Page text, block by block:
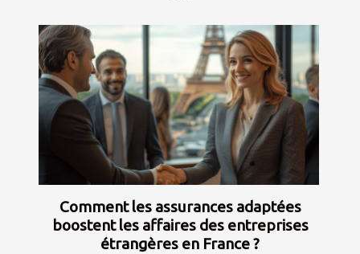
Comment les assurances adaptées
boostent les affaires des entreprises
étrangères en France ?